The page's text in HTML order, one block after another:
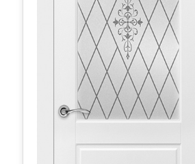
в наличии Межкомнатные